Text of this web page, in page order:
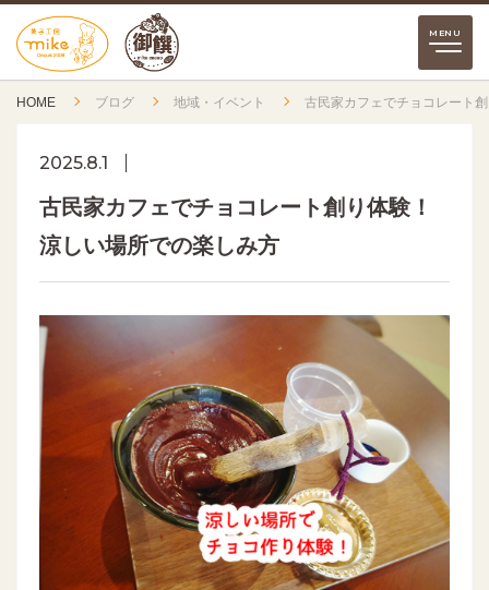
HOME ブログ 地域・イベント 古民家カフェでチョコレート
2025.8.1
古民家カフェでチョコレート創り体験！
涼しい場所での楽しみ方